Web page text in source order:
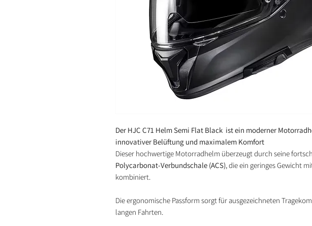
Der HJC C71 Helm Semi Flat Black ist ein moderner
innovativer Belüftung und maximalem Komfort
Dieser hochwertige Motorradhelm überzeugt durch seine
Polycarbonat-Verbundschale (ACS), die ein geringes Gewicht
kombiniert.
Die ergonomische Passform sorgt für ausgezeichneten
langen Fahrten.